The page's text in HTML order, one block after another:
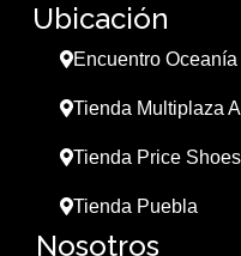
Ubicación
Encuentro Oceanía
Tienda Multiplaza
Tienda Price
Tienda Puebla
Nosotros